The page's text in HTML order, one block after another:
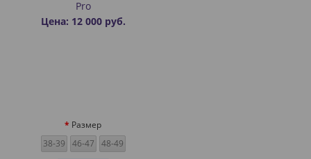
Pro
Цена: 12 000 руб.
Размер
38-39
46-47 48-49